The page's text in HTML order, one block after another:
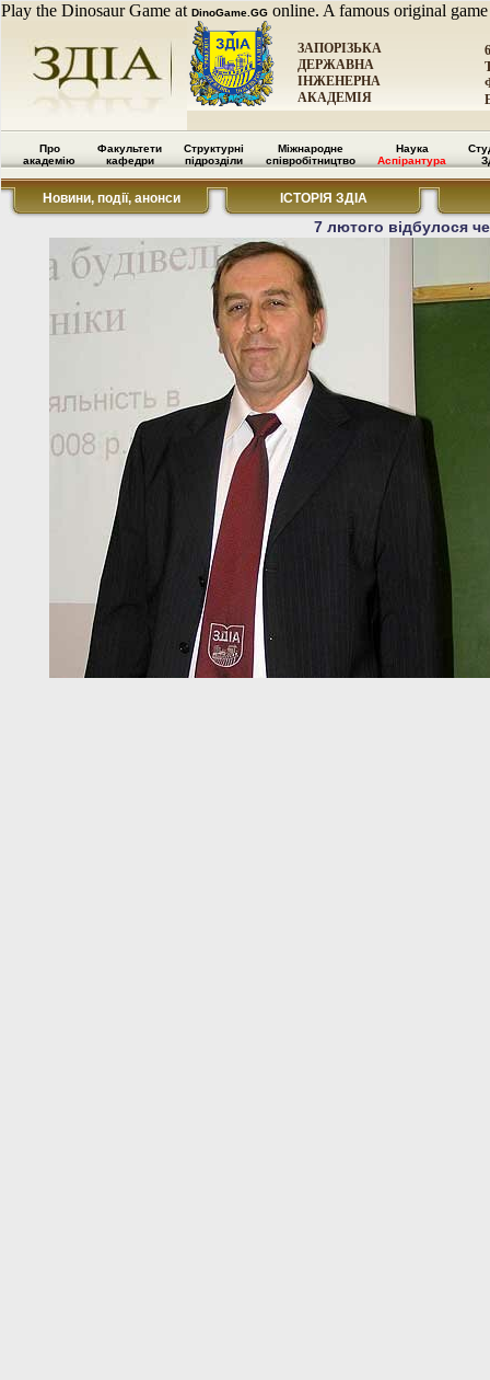
Play the Dinosaur Game at DinoGame.GG online. A famous original
ЗАПОРІЗЬКА
ДЕРЖАВНА
ІНЖЕНЕРНА
АКАДЕМІЯ
Про
академію
Факультети
кафедри
Структурні
підрозділи
Міжнародне
співробітництво
Наука
Аспірантура
Новини, події, анонси ІСТОРІЯ ЗДІА
7 лютого відбулося